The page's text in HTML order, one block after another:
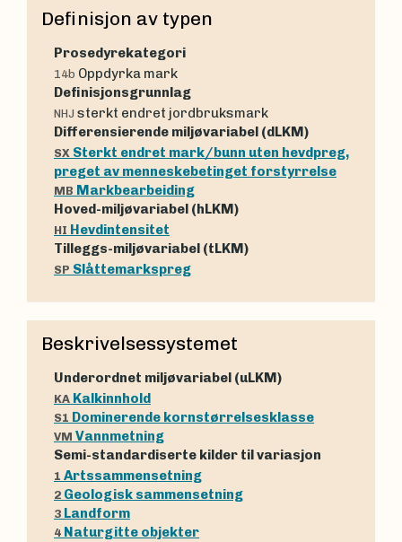
Definisjon av typen
Prosedyrekategori
14b Oppdyrka mark
Definisjonsgrunnlag
NHJ sterkt endret jordbruksmark
Differensierende miljøvariabel (dLKM)
SX Sterkt endret mark/bunn uten hevdpreg,
preget av menneskebetinget forstyrrelse
MB Markbearbeiding
Hoved-miljøvariabel (hLKM)
HI Hevdintensitet
Tilleggs-miljøvariabel (tLKM)
SP Slåttemarkspreg
Beskrivelsessystemet
Underordnet miljøvariabel (uLKM)
KA Kalkinnhold
S1 Dominerende kornstørrelsesklasse
VM Vannmetning
Semi-standardiserte kilder til variasjon
1 Artssammensetning
2 Geologisk sammensetning
3 Landform
4 Naturgitte objekter